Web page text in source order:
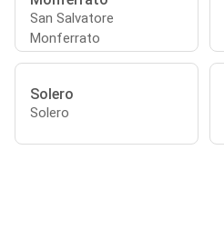
San Salvatore
Monferrato
Solero
Solero